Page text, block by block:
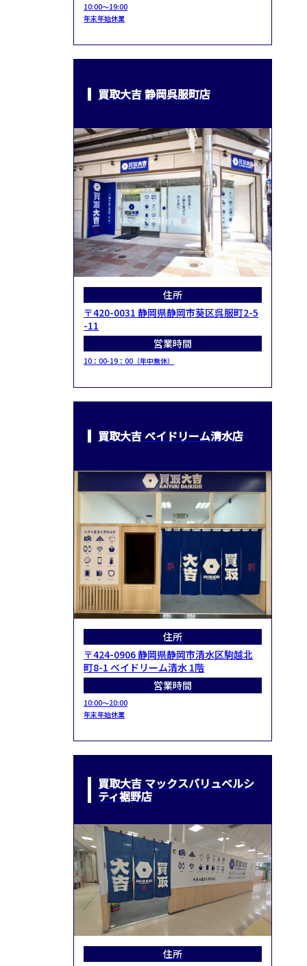
10:00～19:00
年末年始休業
買取大吉 静岡呉服町店
住所
〒420-0031 静岡県静岡市葵区呉服町2-5
-11
営業時間
10：00-19：00（年中無休）
買取大吉 ベイドリーム清水店
住所
〒424-0906 静岡県静岡市清水区駒越北
町8-1 ベイドリーム清水 1階
営業時間
10:00～20:00
年末年始休業
買取大吉 マックスバリュベルシ
ティ裾野店
住所